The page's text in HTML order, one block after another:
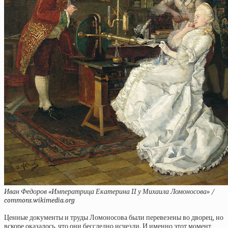
Иван Федоров «Императрица Екатерина II у Михаила Ломоносова» /
commons.wikimedia.org
Ценные документы и труды Ломоносова были перевезены во дворец, но
вскоре оказалось, что они бесследно исчезли. И именно этот момент